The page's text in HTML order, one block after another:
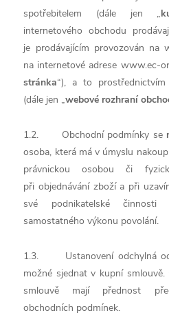
spotřebitelem (dále jen „
internetového obchodu
je prodávajícím provozován na
na internetové adrese www.ec-
stránka“), a to
(dále jen „webové rozhraní
1.2. Obchodní podmínky se
osoba, která má v úmyslu
právnickou osobou či
při objednávání zboží a při
své podnikatelské
samostatného výkonu povolání.
1.3. Ustanovení odchylná od
možné sjednat v kupní
smlouvě mají přednost
obchodních podmínek.